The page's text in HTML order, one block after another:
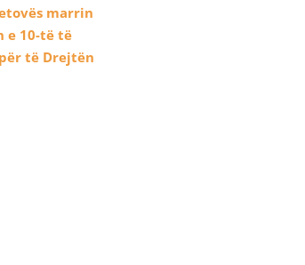
marrin
e 10-të të
të Drejtën